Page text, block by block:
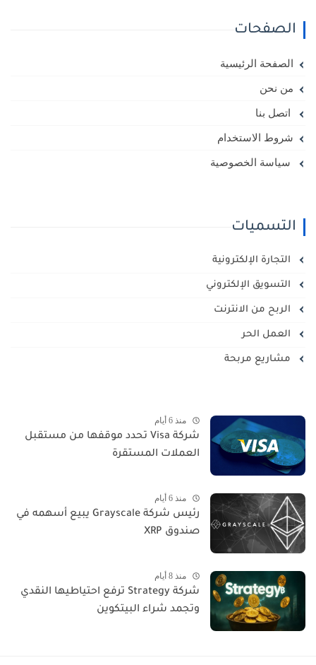
الصفحات
الصفحة الرئيسية
من نحن
اتصل بنا
شروط الاستخدام
سياسة الخصوصية
التسميات
التجارة الإلكترونية
التسويق الإلكتروني
الربح من الانترنت
العمل الحر
مشاريع مربحة
منذ 6 أيام
شركة Visa تحدد موقفها من مستقبل
العملات المستقرة
منذ 6 أيام
رئيس شركة Grayscale يبيع أسهمه في
صندوق XRP
منذ 8 أيام
شركة Strategy ترفع احتياطيها النقدي
وتجمد شراء البيتكوين